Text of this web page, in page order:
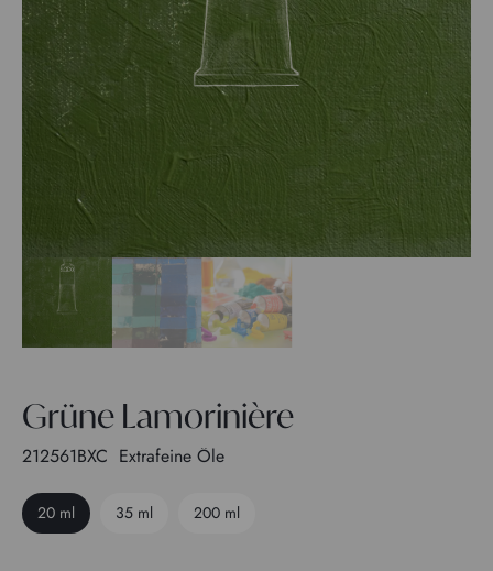
Grüne Lamorinière
212561BXC Extrafeine Öle
20 ml 35 ml 200 ml